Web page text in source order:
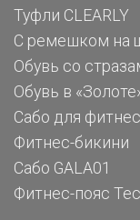
Туфли CLEARLY
С ремешком на
Обувь со
Обувь в
Сабо для
Фитнес-бикини
Сабо GALA01
Фитнес-пояс